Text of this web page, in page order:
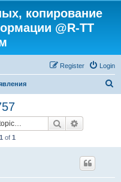
копирование
@R-TT
Login
Register
Search
1 of 1